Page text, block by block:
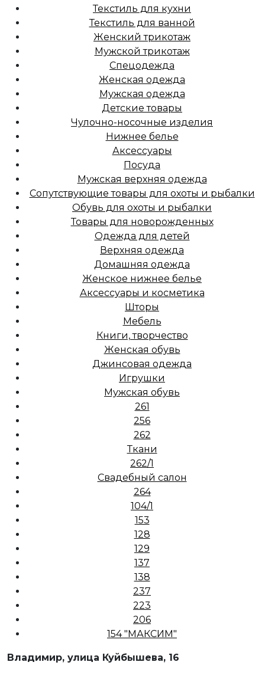
Текстиль для кухни
Текстиль для ванной
Женский трикотаж
Мужской трикотаж
Спецодежда
Женская одежда
Мужская одежда
Детские товары
Чулочно-носочные изделия
Нижнее белье
Аксессуары
Посуда
Мужская верхняя одежда
Сопутствующие товары для охоты и рыбалки
Обувь для охоты и рыбалки
Товары для новорожденных
Одежда для детей
Верхняя одежда
Домашняя одежда
Женское нижнее белье
Аксессуары и косметика
Шторы
Мебель
Книги, творчество
Женская обувь
Джинсовая одежда
Игрушки
Мужская обувь
261
256
262
Ткани
262/1
Свадебный салон
264
104/1
153
128
129
137
138
237
223
206
154 "МАКСИМ"
Владимир, улица Куйбышева, 16